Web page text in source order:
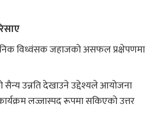
विध्वंसक जहाजको असफल प्रक्षेपणमा
सैन्य उन्नति देखाउने उद्देश्यले आयोजना
लज्जास्पद रूपमा सकिएको उत्तर